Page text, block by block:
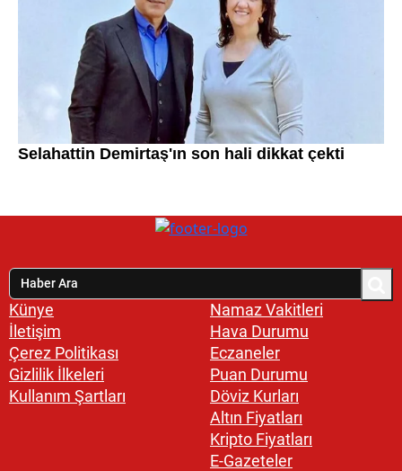
Künye
İletişim
Çerez Politikası
Gizlilik İlkeleri
Kullanım Şartları
Namaz Vakitleri
Hava Durumu
Eczaneler
Puan Durumu
Döviz Kurları
Altın Fiyatları
Kripto Fiyatları
E-Gazeteler